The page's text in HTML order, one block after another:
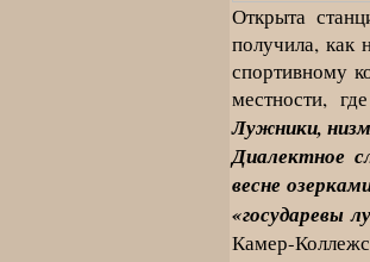
Открыта
получила, как
спортивному
местности,
Лужники,
Диалектное
весне
«государевы
Камер-